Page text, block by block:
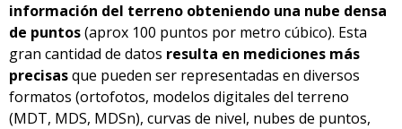
información del terreno obteniendo una nube densa
de puntos(aprox 100 puntos por metro cúbico). Esta
gran cantidad de datos resulta en mediciones más
precisasque pueden ser representadas en diversos
formatos (ortofotos, modelos digitales del terreno
(MDT, MDS, MDSn), curvas de nivel, nubes de puntos,